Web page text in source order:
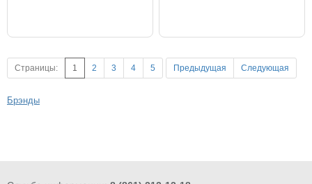
Страницы: 1 2 3 4 5 Предыдущая Следующая
Брэнды